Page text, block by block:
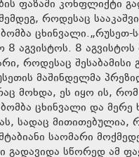
ფაზაში კონფლიქტი
როდესაც
8 აგვისტოს. 8 აგვისტოს
როდესაც შესაბამისი
მაშინდელმა
მოხდა, ეს იყო ის,
ცხინვალი და
სადაც მითითებულია,
საომარი
გადავიდა სწორედ ამ